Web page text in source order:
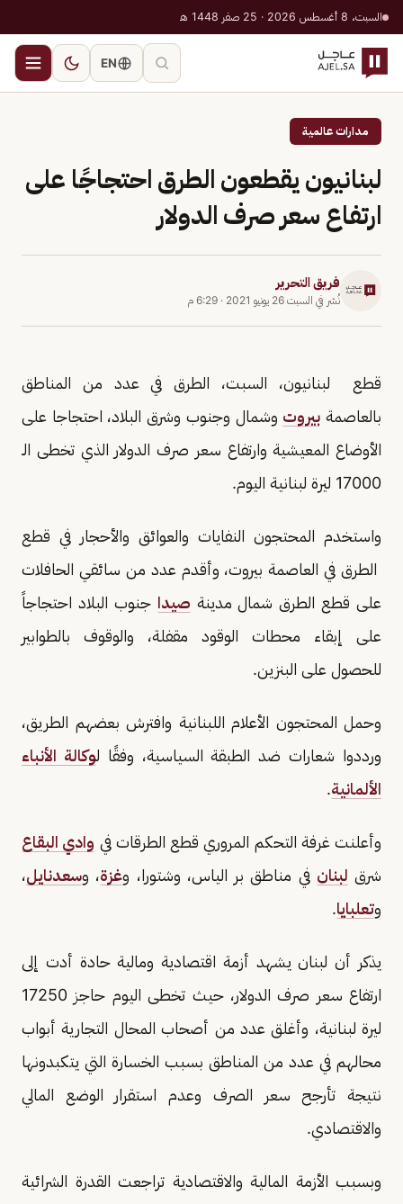
السبت، 8 أغسطس 2026 · 25 صفر 1448 هـ
EN
مدارات عالمية
لبنانيون يقطعون الطرق احتجاجًا على
ارتفاع سعر صرف الدولار
فريق التحرير
نُشر في السبت 26 يونيو 2021 · 6:29 م
قطع لبنانيون، السبت، الطرق في عدد من المناطق
بالعاصمة بيروت وشمال وجنوب وشرق البلاد، احتجاجا على
الأوضاع المعيشية وارتفاع سعر صرف الدولار الذي تخطى الـ
17000 ليرة لبنانية اليوم.
واستخدم المحتجون النفايات والعوائق والأحجار في قطع
الطرق في العاصمة بيروت، وأقدم عدد من سائقي الحافلات
على قطع الطرق شمال مدينة صيدا جنوب البلاد احتجاجاً
على إبقاء محطات الوقود مقفلة، والوقوف بالطوابير
للحصول على البنزين.
وحمل المحتجون الأعلام اللبنانية وافترش بعضهم الطريق،
ورددوا شعارات ضد الطبقة السياسية، وفقًا لوكالة الأنباء
الألمانية.
وأعلنت غرفة التحكم المروري قطع الطرقات في وادي البقاع
شرق لبنان في مناطق بر الياس، وشتورا، وغزة، وسعدنايل،
وتعلبايا.
يذكر أن لبنان يشهد أزمة اقتصادية ومالية حادة أدت إلى
ارتفاع سعر صرف الدولار، حيث تخطى اليوم حاجز 17250
ليرة لبنانية، وأغلق عدد من أصحاب المحال التجارية أبواب
محالهم في عدد من المناطق بسبب الخسارة التي يتكبدونها
نتيجة تأرجح سعر الصرف وعدم استقرار الوضع المالي
والاقتصادي.
وبسبب الأزمة المالية والاقتصادية تراجعت القدرة الشرائية